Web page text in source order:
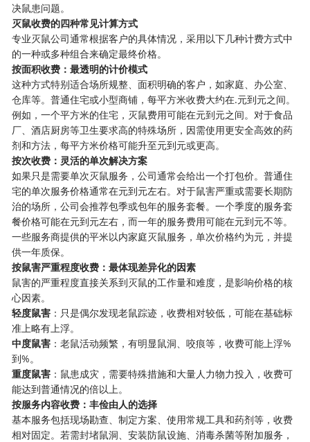
决鼠患问题。
​灭鼠收费的四种常见计算方式​
专业灭鼠公司通常根据客户的具体情况，采用以下几种计费方式中
的一种或多种组合来确定最终价格。
​按面积收费：最透明的计价模式​
这种方式特别适合场所规整、面积明确的客户，如家庭、办公室、
仓库等。普通住宅或小型商铺，每平方米收费大约在.元到元之间。
例如，一个平方米的住宅，灭鼠费用可能在元到元之间。对于食品
厂、酒店厨房等卫生要求高的特殊场所，因需使用更安全高效的药
剂和方法，每平方米价格可能升至元到元或更高。
​按次收费：灵活的单次解决方案​
如果只是需要单次灭鼠服务，公司通常会给出一个打包价。普通住
宅的单次服务价格通常在元到元左右。对于鼠害严重或需要长期防
治的场所，公司会推荐包季或包年的服务套餐。一个季度的服务套
餐价格可能在元到元左右，而一年的服务费用可能在元到元不等。
一些服务商提供的平米以内家庭灭鼠服务，单次价格约为元，并提
供一年质保。
​按鼠害严重程度收费：最体现差异化的因素​
鼠害的严重程度直接关系到灭鼠的工作量和难度，是影响价格的核
心因素。
​轻度鼠害​ ​：只是偶尔发现老鼠踪迹，收费相对较低，可能在基础标
准上略有上浮。
​中度鼠害​ ​：老鼠活动频繁，有明显鼠洞、咬痕等，收费可能上浮%
到%。
​重度鼠害​ ​：鼠患成灾，需要特殊措施和大量人力物力投入，收费可
能达到普通情况的倍以上。
​按服务内容收费：丰俭由人的选择​
基本服务包括现场勘查、制定方案、使用常规工具和药剂等，收费
相对固定。若需封堵鼠洞、安装防鼠设施、消毒杀菌等附加服务，